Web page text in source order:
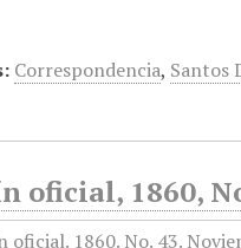
Correspondencia, Santos
oficial, 1860,